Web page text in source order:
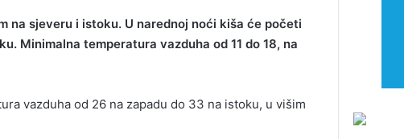
na sjeveru i istoku. U narednoj noći kiša će početi
Minimalna temperatura vazduha od 11 do 18, na
vazduha od 26 na zapadu do 33 na istoku, u višim